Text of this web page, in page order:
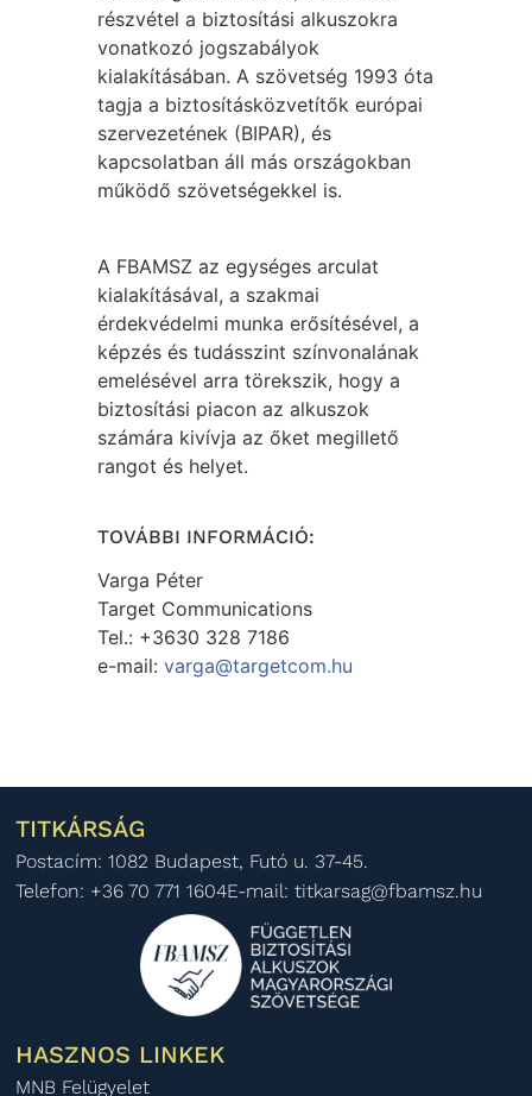
részvétel a biztosítási alkuszokra
vonatkozó jogszabályok
kialakításában. A szövetség 1993 óta
tagja a biztosításközvetítők európai
szervezetének (BIPAR), és
kapcsolatban áll más országokban
működő szövetségekkel is.
A FBAMSZ az egységes arculat
kialakításával, a szakmai
érdekvédelmi munka erősítésével, a
képzés és tudásszint színvonalának
emelésével arra törekszik, hogy a
biztosítási piacon az alkuszok
számára kivívja az őket megillető
rangot és helyet.
TOVÁBBI INFORMÁCIÓ:
Varga Péter
Target Communications
Tel.: +3630 328 7186
e-mail:varga@targetcom.hu
TITKÁRSÁG
Postacím: 1082 Budapest, Futó u. 37-45.
Telefon: +36 70 771 1604E-mail: titkarsag@fbamsz.hu
HASZNOS LINKEK
MNB Felügyelet